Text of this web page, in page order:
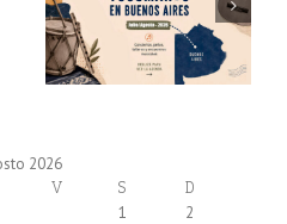
2026
V S D
1
2